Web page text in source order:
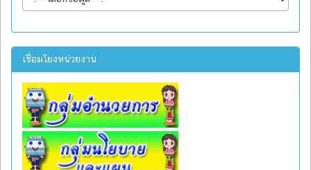
เชื่อมโยงหน่วยงาน